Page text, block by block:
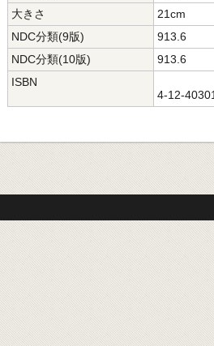
大きさ
21cm
NDC分類(9版)
913.6
NDC分類(10版)
913.6
ISBN
4-12-